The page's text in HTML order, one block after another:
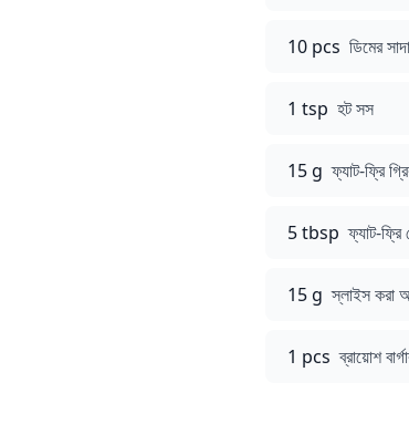
10 pcs ডিমের
1 tsp হট সস
15 g ফ্যাট-ফ্রি
5 tbsp ফ্যাট-ফ্রি
15 g স্লাইস করা
1 pcs ব্রায়োশ